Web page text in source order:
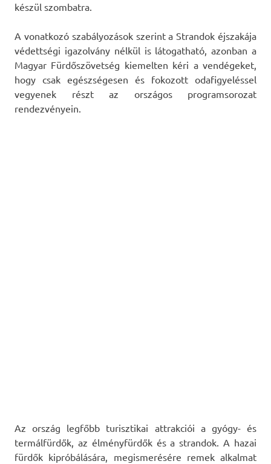
készül szombatra.
A vonatkozó szabályozások szerint a Strandok éjszakája
védettségi igazolvány nélkül is látogatható, azonban a
Magyar Fürdőszövetség kiemelten kéri a vendégeket,
hogy csak egészségesen és fokozott odafigyeléssel
vegyenek részt az országos programsorozat
rendezvényein.
Az ország legfőbb turisztikai attrakciói a gyógy- és
termálfürdők, az élményfürdők és a strandok. A hazai
fürdők kipróbálására, megismerésére remek alkalmat